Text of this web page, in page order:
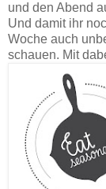
und den Abend
Und damit ihr
Woche auch
schauen. Mit